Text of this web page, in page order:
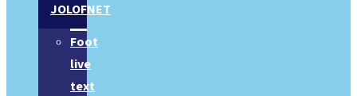
JOLOFNET
Foot
live
text